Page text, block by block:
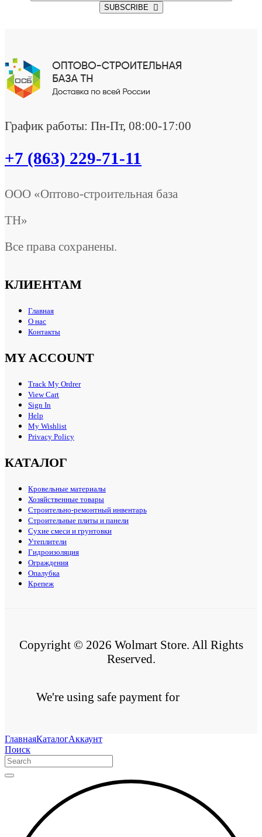
SUBSCRIBE
График работы: Пн-Пт, 08:00-17:00
+7 (863) 229-71-11
ООО «Оптово-строительная база
ТН»
Все права сохранены.
КЛИЕНТАМ
Главная
О нас
Контакты
MY ACCOUNT
Track My Ordrer
View Cart
Sign In
Help
My Wishlist
Privacy Policy
КАТАЛОГ
Кровельные материалы
Хозяйственные товары
Строительно-ремонтный инвентарь
Строительные плиты и панели
Сухие смеси и грунтовки
Утеплители
Гидроизоляция
Ограждения
Опалубка
Крепеж
Copyright © 2026 Wolmart Store. All Rights
Reserved.
We're using safe payment for
ГлавнаяКаталогАккаунт
Поиск